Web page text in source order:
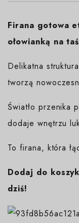
Firana gotowa
ołowianką na
Delikatna
tworzą
Światło przenika
dodaje wnętrzu
To firana, która
Dodaj do
dziś!